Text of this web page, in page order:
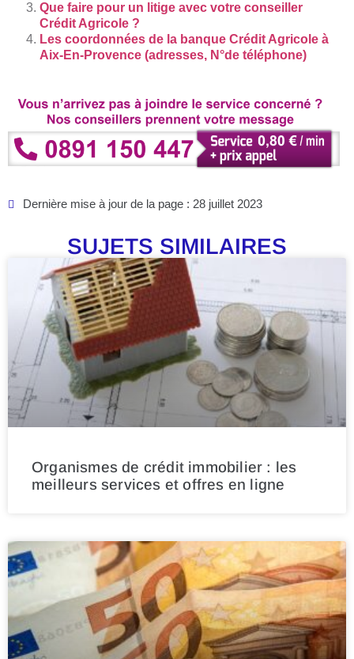
Que faire pour un litige avec votre conseiller
Crédit Agricole ?
Les coordonnées de la banque Crédit Agricole à
Aix-En-Provence (adresses, N°de téléphone)
Dernière mise à jour de la page : 28 juillet 2023
SUJETS SIMILAIRES
Organismes de crédit immobilier : les
meilleurs services et offres en ligne